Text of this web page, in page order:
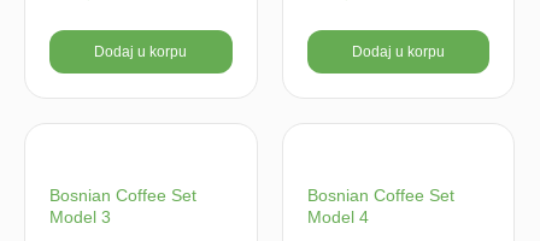
Dodaj u korpu Dodaj u korpu
Bosnian Coffee Set
Model 3
Bosnian Coffee Set
Model 4